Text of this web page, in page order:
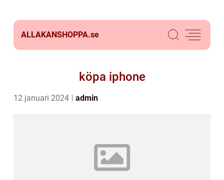
ALLAKANSHOPPA.se
köpa iphone
12 januari 2024 admin